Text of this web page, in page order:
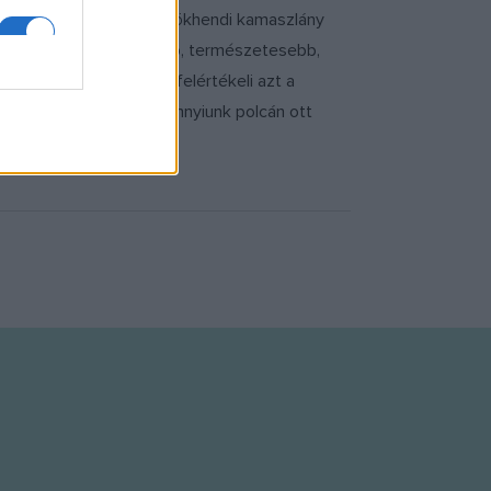
itt egy egyszerű, pökhendi kamaszlány
bármelyike hitelesebb, természetesebb,
van: még jobban felértékeli azt a
szerint mindannyiunk polcán ott